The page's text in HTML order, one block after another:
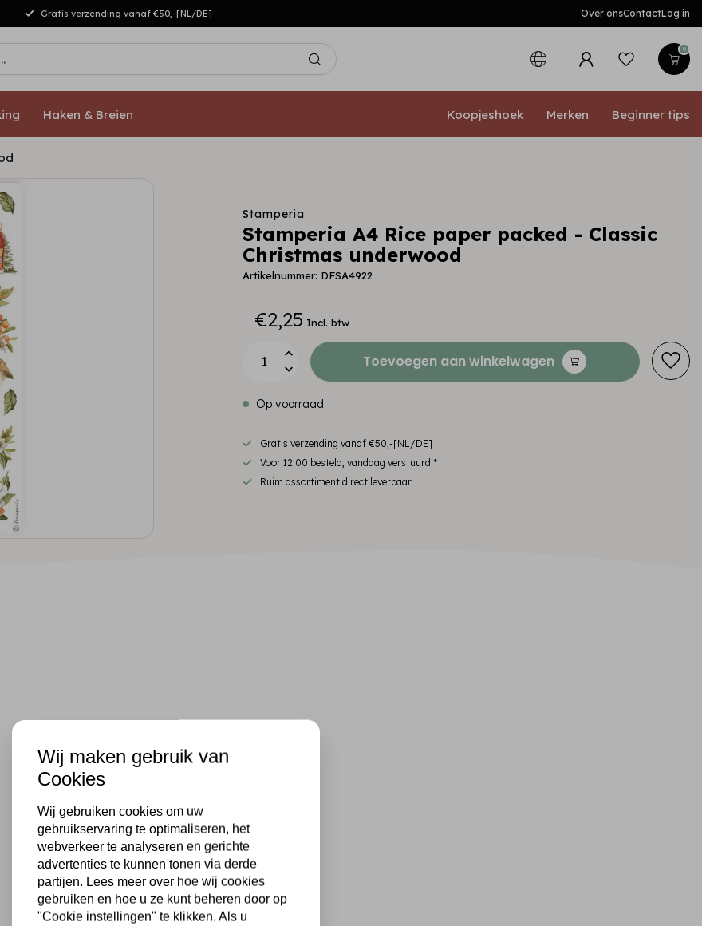
Gratis verzending vanaf €50,-[NL/DE] Over onsContactLog in
0
Haken & Breien Koopjeshoek Merken Beginner tips
Stamperia
Stamperia A4 Rice paper packed - Classic
Christmas underwood
Artikelnummer: DFSA4922
€2,25 Incl. btw
Toevoegen aan winkelwagen
Op voorraad
Gratis verzending vanaf €50,-[NL/DE]
Voor 12:00 besteld, vandaag verstuurd!*
Ruim assortiment direct leverbaar
Wij maken gebruik van
Cookies
Wij gebruiken cookies om uw
gebruikservaring te optimaliseren, het
webverkeer te analyseren en gerichte
advertenties te kunnen tonen via derde
partijen. Lees meer over hoe wij cookies
gebruiken en hoe u ze kunt beheren door op
"Cookie instellingen" te klikken. Als u